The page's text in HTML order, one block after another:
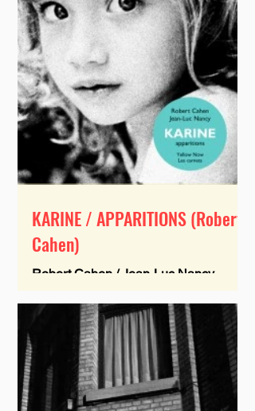
KARINE / APPARITIONS (Robert
Cahen)
Robert Cahen / Jean-Luc Nancy